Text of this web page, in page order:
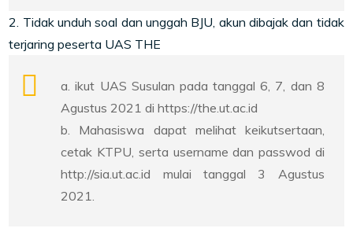
2. Tidak unduh soal dan unggah BJU, akun dibajak dan tidak
terjaring peserta UAS THE
a. ikut UAS Susulan pada tanggal 6, 7, dan 8
Agustus 2021 di https://the.ut.ac.id
b. Mahasiswa dapat melihat keikutsertaan,
cetak KTPU, serta username dan passwod di
http://sia.ut.ac.id mulai tanggal 3 Agustus
2021.